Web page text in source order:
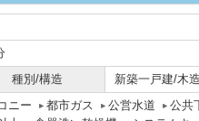
種別/構造 新築一戸建/木造
ニー 都市ガス 公営水道
公共